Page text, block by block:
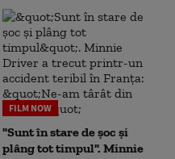
FILM NOW
"Sunt în stare de șoc și
plâng tot timpul". Minnie